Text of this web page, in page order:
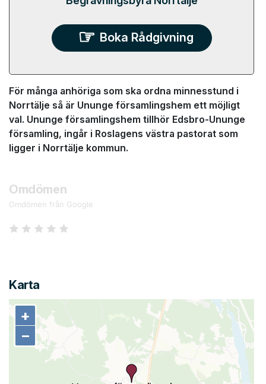
Boka Rådgivning
För många anhöriga som ska ordna minnesstund i
Norrtälje så är Ununge församlingshem ett möjligt
val. Ununge församlingshem tillhör Edsbro-Ununge
församling, ingår i Roslagens västra pastorat som
ligger i Norrtälje kommun.
Omdömen
Omdömen från Google
Karta
+
−
+
−